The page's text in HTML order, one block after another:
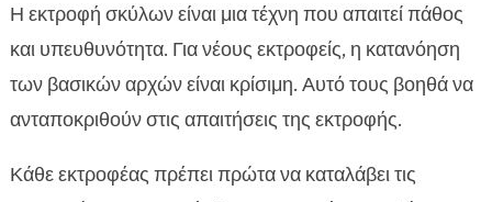
Η εκτροφή σκύλων είναι μια τέχνη που απαιτεί πάθος
και υπευθυνότητα. Για νέους εκτροφείς, η κατανόηση
των βασικών αρχών είναι κρίσιμη. Αυτό τους βοηθά να
ανταποκριθούν στις απαιτήσεις της εκτροφής.
Κάθε εκτροφέας πρέπει πρώτα να καταλάβει τις